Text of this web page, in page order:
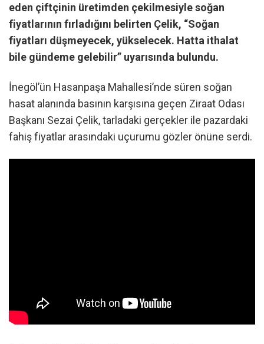
eden çiftçinin üretimden çekilmesiyle soğan
fiyatlarının fırladığını belirten Çelik, “Soğan
fiyatları düşmeyecek, yükselecek. Hatta ithalat
bile gündeme gelebilir” uyarısında bulundu.
İnegöl’ün Hasanpaşa Mahallesi’nde süren soğan
hasat alanında basının karşısına geçen Ziraat Odası
Başkanı Sezai Çelik, tarladaki gerçekler ile pazardaki
fahiş fiyatlar arasındaki uçurumu gözler önüne serdi.